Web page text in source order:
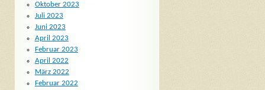
Oktober 2023
Juli 2023
Juni 2023
April 2023
Februar 2023
April 2022
März 2022
Februar 2022